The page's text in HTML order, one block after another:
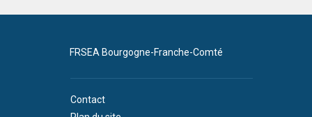
FRSEA Bourgogne-Franche-Comté
Contact